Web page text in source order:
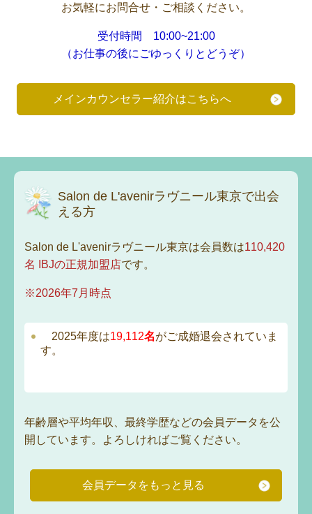
お気軽にお問合せ・ご相談ください。
受付時間 10:00~21:00
（お仕事の後にごゆっくりとどうぞ）
メインカウンセラー紹介はこちらへ
Salon de L'avenirラヴニール東京で出会
える方
Salon de L'avenirラヴニール東京は会員数は110,420
名
IBJの正規加盟店です。
※2026年7月時点
2025年度は19,112名がご成婚退会されていま
す。
年齢層や平均年収、最終学歴などの会員データを公
開しています。よろしければご覧ください。
会員データをもっと見る